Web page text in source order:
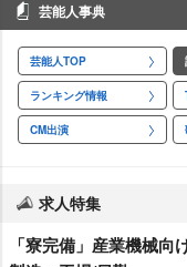
芸能人事典
芸能人TOP
ランキング情報
CM出演
求人特集
「寮完備」産業機械